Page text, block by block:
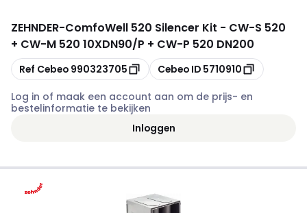
ZEHNDER-ComfoWell 520 Silencer Kit - CW-S 520
+ CW-M 520 10XDN90/P + CW-P 520 DN200
Kopiëren
Ref Cebeo 990323705 Kopiëren
Cebeo ID 5710910
Log in of maak een account aan om de prijs- en
bestelinformatie te bekijken
Inloggen